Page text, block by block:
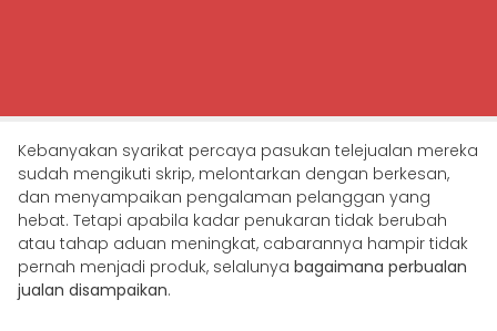
Kebanyakan syarikat percaya pasukan telejualan mereka
sudah mengikuti skrip, melontarkan dengan berkesan,
dan menyampaikan pengalaman pelanggan yang
hebat. Tetapi apabila kadar penukaran tidak berubah
atau tahap aduan meningkat, cabarannya hampir tidak
pernah menjadi produk, selalunya bagaimana perbualan
jualan disampaikan.